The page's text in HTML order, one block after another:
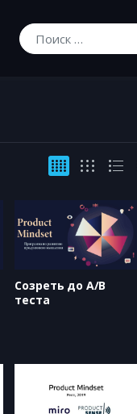
Искать:
Созреть до A/B
теста